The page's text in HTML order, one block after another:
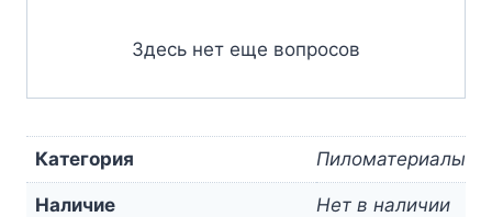
Здесь нет еще вопросов
Категория Пиломатериалы
Наличие Нет в наличии